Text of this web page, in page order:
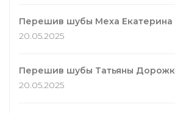
Перешив шубы Меха Екатерина
20.05.2025
Перешив шубы Татьяны
20.05.2025